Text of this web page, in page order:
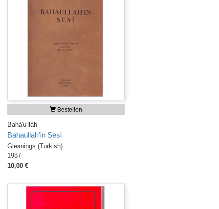
Bestellen
Bahá'u'lláh
Bahaullah'in Sesi
Gleanings (Turkish)
1987
10,00 €